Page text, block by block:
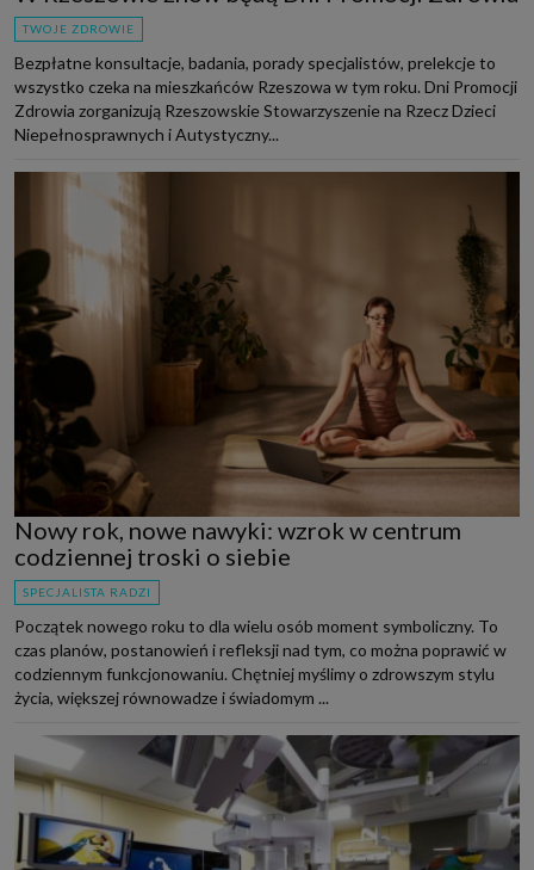
TWOJE ZDROWIE
Bezpłatne konsultacje, badania, porady specjalistów, prelekcje to
wszystko czeka na mieszkańców Rzeszowa w tym roku. Dni Promocji
Zdrowia zorganizują Rzeszowskie Stowarzyszenie na Rzecz Dzieci
Niepełnosprawnych i Autystyczny...
Nowy rok, nowe nawyki: wzrok w centrum
codziennej troski o siebie
SPECJALISTA RADZI
Początek nowego roku to dla wielu osób moment symboliczny. To
czas planów, postanowień i refleksji nad tym, co można poprawić w
codziennym funkcjonowaniu. Chętniej myślimy o zdrowszym stylu
życia, większej równowadze i świadomym ...